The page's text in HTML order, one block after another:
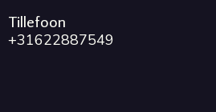
Tillefoon
+31622887549